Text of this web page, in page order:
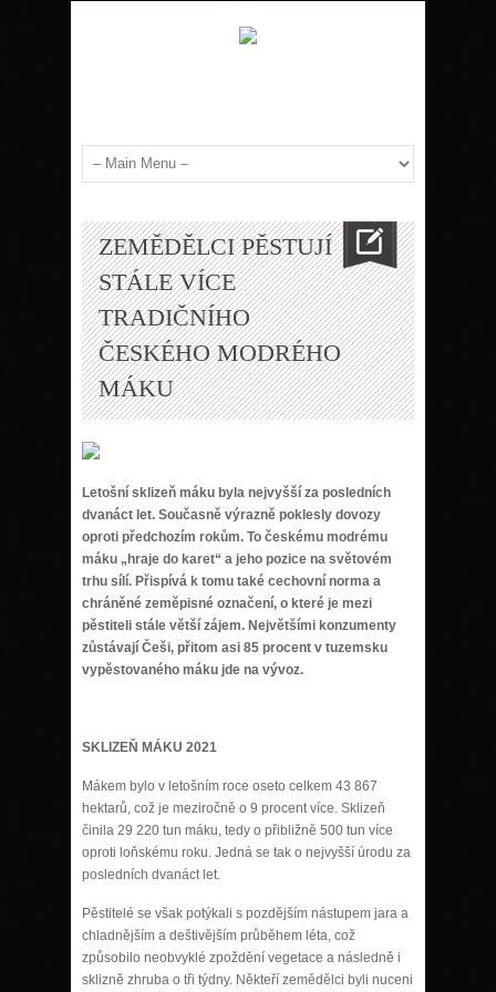
ZEMĚDĚLCI PĚSTUJÍ
STÁLE VÍCE
TRADIČNÍHO
ČESKÉHO MODRÉHO
MÁKU
Letošní sklizeň máku byla nejvyšší za posledních
dvanáct let. Současně výrazně poklesly dovozy
oproti předchozím rokům. To českému modrému
máku „hraje do karet“ a jeho pozice na světovém
trhu sílí. Přispívá k tomu také cechovní norma a
chráněné zeměpisné označení, o které je mezi
pěstiteli stále větší zájem. Největšími konzumenty
zůstávají Češi, přitom asi 85 procent v tuzemsku
vypěstovaného máku jde na vývoz.
SKLIZEŇ MÁKU 2021
Mákem bylo v letošním roce oseto celkem 43 867
hektarů, což je meziročně o 9 procent více. Sklizeň
činila 29 220 tun máku, tedy o přibližně 500 tun více
oproti loňskému roku. Jedná se tak o nejvyšší úrodu za
posledních dvanáct let.
Pěstitelé se však potýkali s pozdějším nástupem jara a
chladnějším a deštivějším průběhem léta, což
způsobilo neobvyklé zpoždění vegetace a následně i
sklizně zhruba o tři týdny. Někteří zemědělci byli nuceni